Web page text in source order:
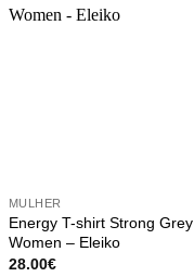
MULHER
Energy T-shirt Strong Grey
Women – Eleiko
28.00€